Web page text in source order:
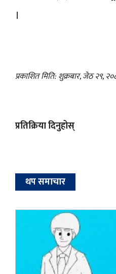
।
प्रकाशित मिति: शुक्रबार, जेठ २९,
प्रतिक्रिया दिनुहोस्
थप समाचार